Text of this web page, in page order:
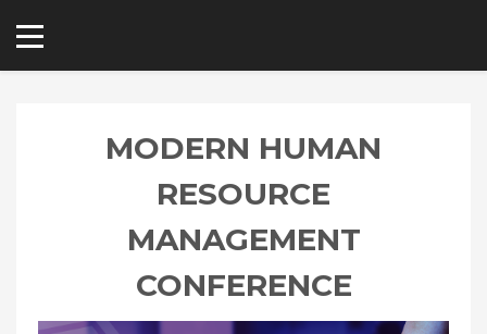
MODERN HUMAN
RESOURCE
MANAGEMENT
CONFERENCE